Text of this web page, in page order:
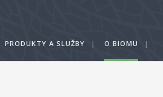
PRODUKTY A SLUŽBY | O BIOMU |